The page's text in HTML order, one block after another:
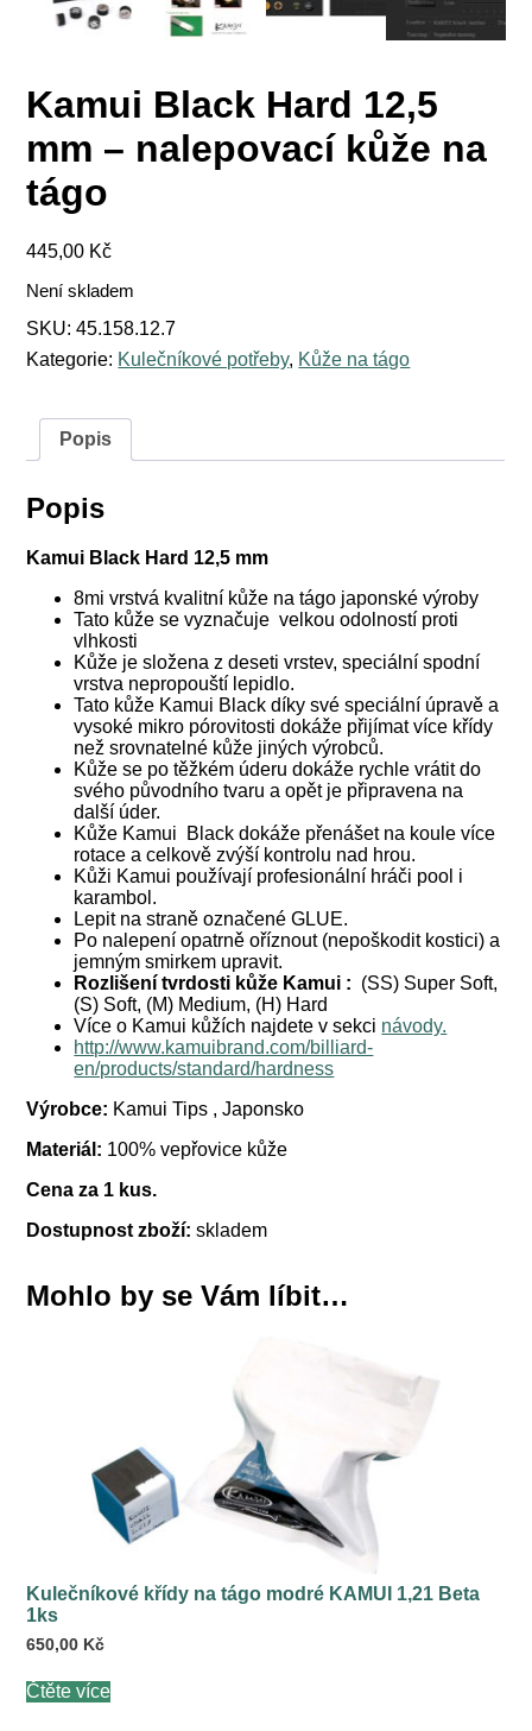
Kamui Black Hard 12,5
mm – nalepovací kůže na
tágo
445,00 Kč
Není skladem
SKU:45.158.12.7
Kategorie: Kulečníkové potřeby, Kůže na tágo
Popis
Popis
Kamui Black Hard 12,5 mm
8mi vrstvá kvalitní kůže na tágo japonské výroby
Tato kůže se vyznačuje velkou odolností proti
vlhkosti
Kůže je složena z deseti vrstev, speciální spodní
vrstva nepropouští lepidlo.
Tato kůže Kamui Black díky své speciální úpravě a
vysoké mikro pórovitosti dokáže přijímat více křídy
než srovnatelné kůže jiných výrobců.
Kůže se po těžkém úderu dokáže rychle vrátit do
svého původního tvaru a opět je připravena na
další úder.
Kůže Kamui Black dokáže přenášet na koule více
rotace a celkově zvýší kontrolu nad hrou.
Kůži Kamui používají profesionální hráči pool i
karambol.
Lepit na straně označené GLUE.
Po nalepení opatrně oříznout (nepoškodit kostici) a
jemným smirkem upravit.
Rozlišení tvrdosti kůže Kamui : (SS) Super Soft,
(S) Soft, (M) Medium, (H) Hard
Více o Kamui kůžích najdete v sekci návody.
http://www.kamuibrand.com/billiard-
en/products/standard/hardness
Výrobce: Kamui Tips , Japonsko
Materiál: 100% vepřovice kůže
Cena za 1 kus.
Dostupnost zboží:skladem
Mohlo by se Vám líbit…
Kulečníkové křídy na tágo modré KAMUI 1,21 Beta
1ks
650,00 Kč
Čtěte více